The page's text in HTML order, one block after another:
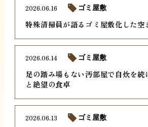
特殊清掃員が語るゴミ屋敷化した空
2026.06.16 ゴミ屋敷
足の踏み場もない汚部屋で自炊を続
と絶望の食卓
2026.06.14 ゴミ屋敷
2026.06.13 ゴミ屋敷